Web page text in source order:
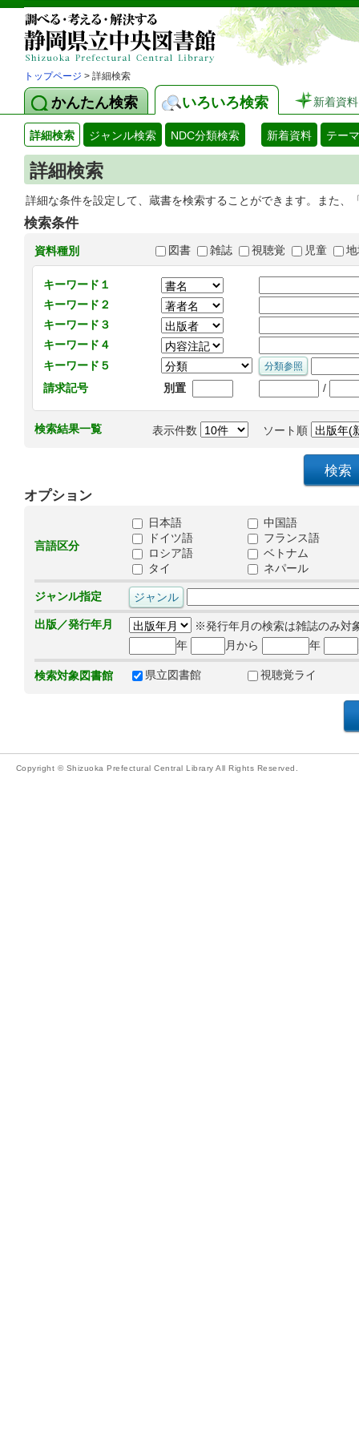
トップページ > 詳細検索
かんたん検索 いろいろ検索 新着資料
詳細検索 ジャンル検索 NDC分類検索 新着資料 テー
詳細検索
詳細な条件を設定して、蔵書を検索することができます。また
検索条件
資料種別 図書 雑誌 視聴覚 児童
キーワード１
キーワード２
キーワード３
キーワード４
キーワード５
請求記号
別置 /
検索結果一覧 表示件数 ソート順
オプション
言語区分
日本語
中国語
ドイツ語
フランス語
ロシア語
ベトナム
タイ
ネパール
ジャンル指定
出版／発行年月
※発行年月の検索は雑誌のみ対
年
月から 年
検索対象図書館 県立図書館 視聴覚ライ
Copyright © Shizuoka Prefectural Central Library All Rights Reserved.